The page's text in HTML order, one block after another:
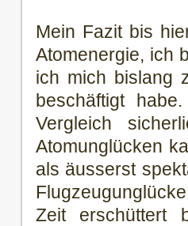
Mein Fazit bis
Atomenergie, ich
ich mich bislang
beschäftigt
Vergleich
Atomunglücken
als äusserst
Zeit erschüttert